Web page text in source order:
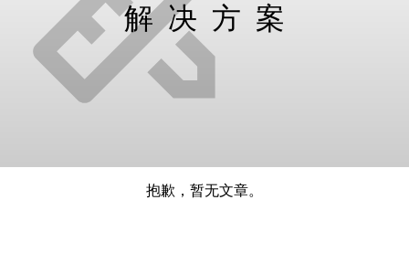
解决方案
抱歉，暂无文章。